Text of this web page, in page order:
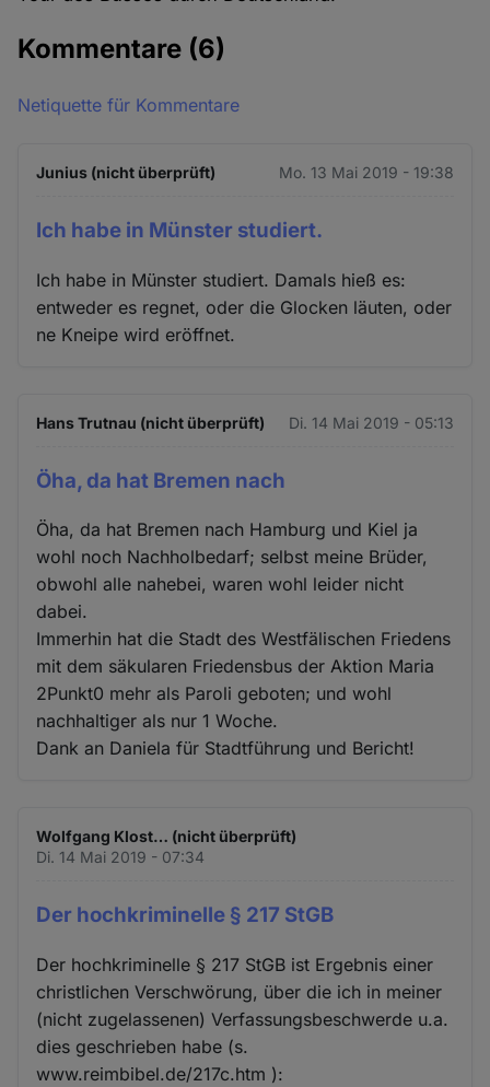
Kommentare (6)
Netiquette für Kommentare
Junius (nicht überprüft) Mo. 13 Mai 2019 - 19:38
Ich habe in Münster studiert.
Ich habe in Münster studiert. Damals hieß es:
entweder es regnet, oder die Glocken läuten, oder
ne Kneipe wird eröffnet.
Hans Trutnau (nicht überprüft) Di. 14 Mai 2019 - 05:13
Öha, da hat Bremen nach
Öha, da hat Bremen nach Hamburg und Kiel ja
wohl noch Nachholbedarf; selbst meine Brüder,
obwohl alle nahebei, waren wohl leider nicht
dabei.
Immerhin hat die Stadt des Westfälischen Friedens
mit dem säkularen Friedensbus der Aktion Maria
2Punkt0 mehr als Paroli geboten; und wohl
nachhaltiger als nur 1 Woche.
Dank an Daniela für Stadtführung und Bericht!
Wolfgang Klost… (nicht überprüft)
Di. 14 Mai 2019 - 07:34
Der hochkriminelle § 217 StGB
Der hochkriminelle § 217 StGB ist Ergebnis einer
christlichen Verschwörung, über die ich in meiner
(nicht zugelassenen) Verfassungsbeschwerde u.a.
dies geschrieben habe (s.
www.reimbibel.de/217c.htm ):